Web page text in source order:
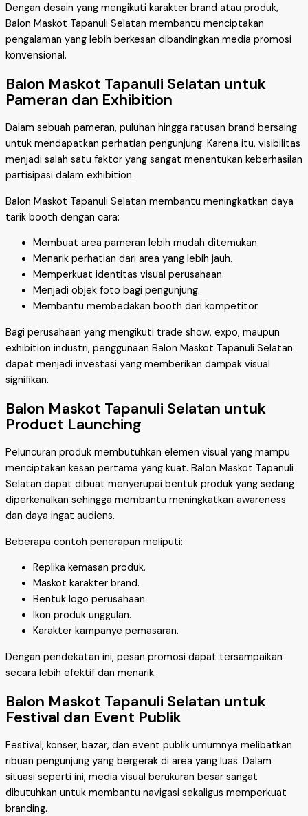
Dengan desain yang mengikuti karakter brand atau produk,
Balon Maskot Tapanuli Selatan membantu menciptakan
pengalaman yang lebih berkesan dibandingkan media promosi
konvensional.
Balon Maskot Tapanuli Selatan untuk
Pameran dan Exhibition
Dalam sebuah pameran, puluhan hingga ratusan brand bersaing
untuk mendapatkan perhatian pengunjung. Karena itu, visibilitas
menjadi salah satu faktor yang sangat menentukan keberhasilan
partisipasi dalam exhibition.
Balon Maskot Tapanuli Selatan membantu meningkatkan daya
tarik booth dengan cara:
Membuat area pameran lebih mudah ditemukan.
Menarik perhatian dari area yang lebih jauh.
Memperkuat identitas visual perusahaan.
Menjadi objek foto bagi pengunjung.
Membantu membedakan booth dari kompetitor.
Bagi perusahaan yang mengikuti trade show, expo, maupun
exhibition industri, penggunaan Balon Maskot Tapanuli Selatan
dapat menjadi investasi yang memberikan dampak visual
signifikan.
Balon Maskot Tapanuli Selatan untuk
Product Launching
Peluncuran produk membutuhkan elemen visual yang mampu
menciptakan kesan pertama yang kuat. Balon Maskot Tapanuli
Selatan dapat dibuat menyerupai bentuk produk yang sedang
diperkenalkan sehingga membantu meningkatkan awareness
dan daya ingat audiens.
Beberapa contoh penerapan meliputi:
Replika kemasan produk.
Maskot karakter brand.
Bentuk logo perusahaan.
Ikon produk unggulan.
Karakter kampanye pemasaran.
Dengan pendekatan ini, pesan promosi dapat tersampaikan
secara lebih efektif dan menarik.
Balon Maskot Tapanuli Selatan untuk
Festival dan Event Publik
Festival, konser, bazar, dan event publik umumnya melibatkan
ribuan pengunjung yang bergerak di area yang luas. Dalam
situasi seperti ini, media visual berukuran besar sangat
dibutuhkan untuk membantu navigasi sekaligus memperkuat
branding.